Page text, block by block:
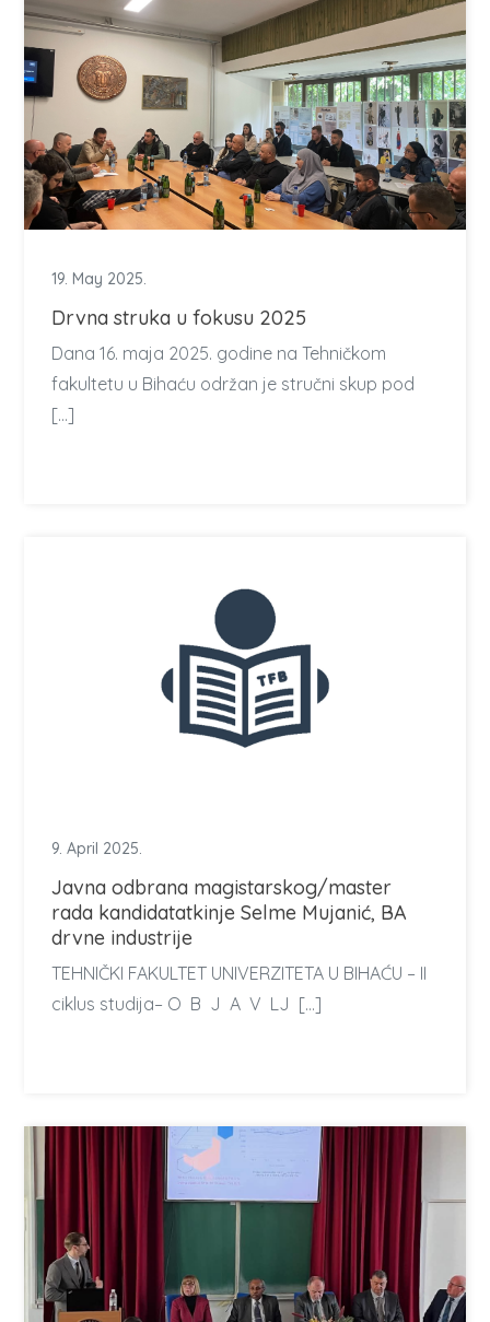
19. May 2025.
Drvna struka u fokusu 2025
Dana 16. maja 2025. godine na Tehničkom
fakultetu u Bihaću održan je stručni skup pod
[…]
9. April 2025.
Javna odbrana magistarskog/master
rada kandidatatkinje Selme Mujanić, BA
drvne industrije
TEHNIČKI FAKULTET UNIVERZITETA U BIHAĆU – II
ciklus studija– O B J A V LJ […]